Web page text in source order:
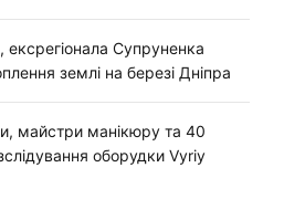
ексрегіонала Супруненка
землі на березі Дніпра
майстри манікюру та 40
оборудки Vyriy